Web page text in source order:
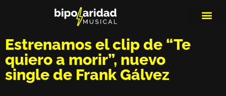
Estrenamos el clip de “Te
quiero a morir”, nuevo
single de Frank Gálvez